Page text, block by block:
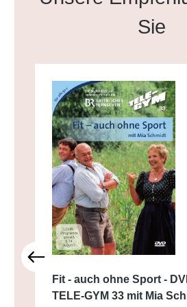
Sie
Fit - auch ohne Sport -
TELE-GYM 33 mit Mia